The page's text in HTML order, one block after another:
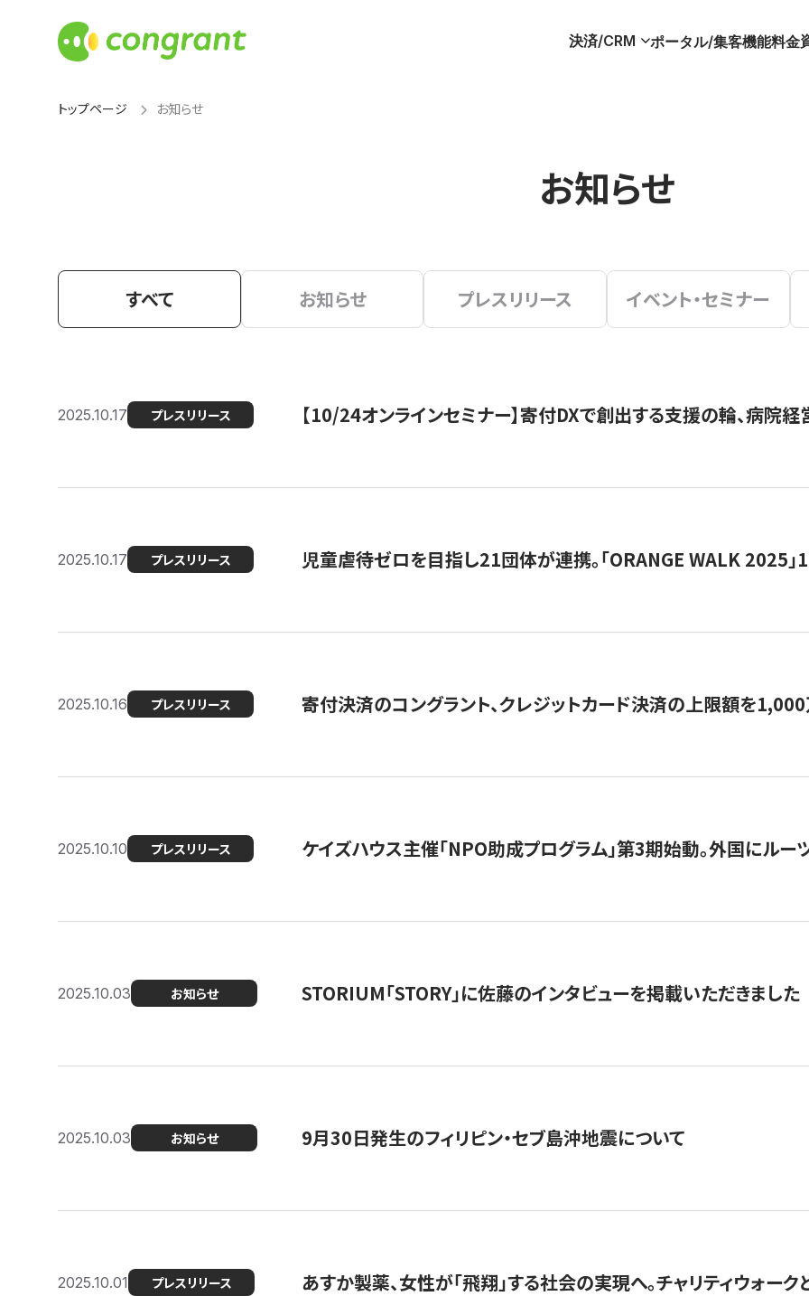
決済/CRM ポータル/集客機能料金
トップページ お知らせ
お知らせ
すべて お知らせ プレスリリース イベント・セミナー
2025.10.17 プレスリリース 【10/24オンラインセミナー】寄付DXで創出する支援の輪、病院
2025.10.17 プレスリリース 児童虐待ゼロを目指し21団体が連携。「ORANGE WALK 2025」
2025.10.16 プレスリリース 寄付決済のコングラント、クレジットカード決済の上限額を
2025.10.10 プレスリリース ケイズハウス主催「NPO助成プログラム」第3期始動。外国にル
2025.10.03 お知らせ STORIUM「STORY」に佐藤のインタビューを掲載いただきました
2025.10.03 お知らせ 9月30日発生のフィリピン・セブ島沖地震について
2025.10.01 プレスリリース あすか製薬、女性が「飛翔」する社会の実現へ。チャリティウォー